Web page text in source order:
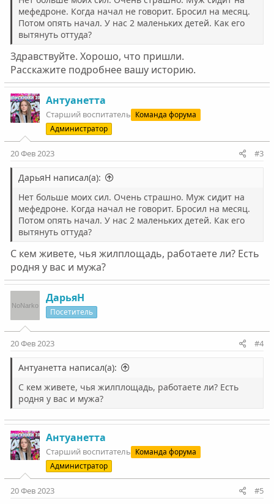
мефедроне. Когда начал не говорит. Бросил на месяц.
Потом опять начал. У нас 2 маленьких детей. Как его
вытянуть оттуда?
Здравствуйте. Хорошо, что пришли.
Расскажите подробнее вашу историю.
Антуанетта
Старший воспитатель Команда форума
Администратор
20 Фев 2023 #3
ДарьяН написал(а):
Нет больше моих сил. Очень страшно. Муж сидит на
мефедроне. Когда начал не говорит. Бросил на месяц.
Потом опять начал. У нас 2 маленьких детей. Как его
вытянуть оттуда?
С кем живете, чья жилплощадь, работаете ли? Есть
родня у вас и мужа?
ДарьяН
Посетитель
20 Фев 2023 #4
Антуанетта написал(а):
С кем живете, чья жилплощадь, работаете ли? Есть
родня у вас и мужа?
Антуанетта
Старший воспитатель Команда форума
Администратор
20 Фев 2023 #5